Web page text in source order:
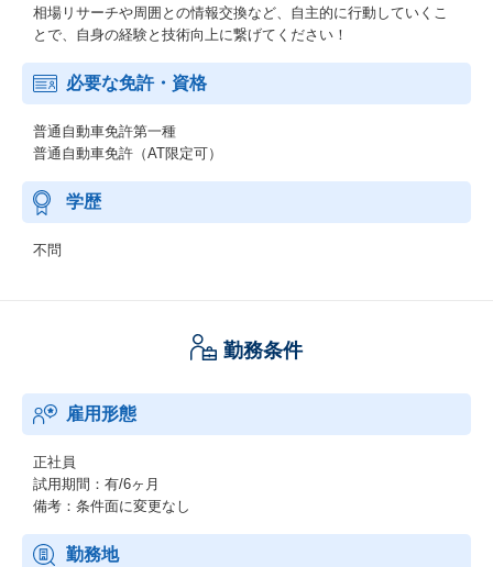
相場リサーチや周囲との情報交換など、自主的に行動していくこ
とで、自身の経験と技術向上に繋げてください！
必要な免許・資格
普通自動車免許第一種
普通自動車免許（AT限定可）
学歴
不問
勤務条件
雇用形態
正社員
試用期間：有/6ヶ月
備考：条件面に変更なし
勤務地